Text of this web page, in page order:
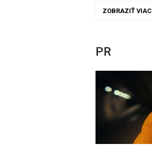
ZOBRAZIŤ VIAC
PR